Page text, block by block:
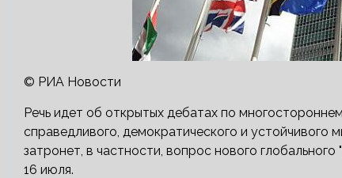
© РИА Новости
Речь идет об открытых дебатах по
справедливого, демократического и
затронет, в частности, вопрос нового
16 июля.